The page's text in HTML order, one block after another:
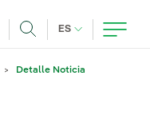
ES IDIOMA
Detalle Noticia